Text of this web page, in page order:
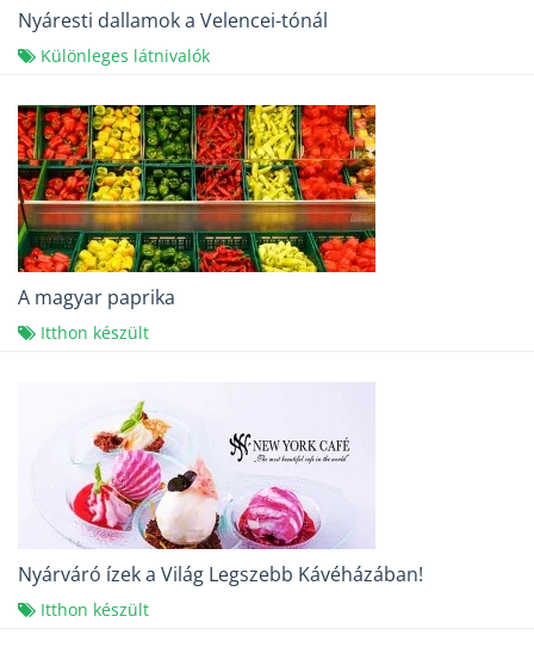
Nyáresti dallamok a Velencei-tónál
Különleges látnivalók
A magyar paprika
Itthon készült
Nyárváró ízek a Világ Legszebb Kávéházában!
Itthon készült